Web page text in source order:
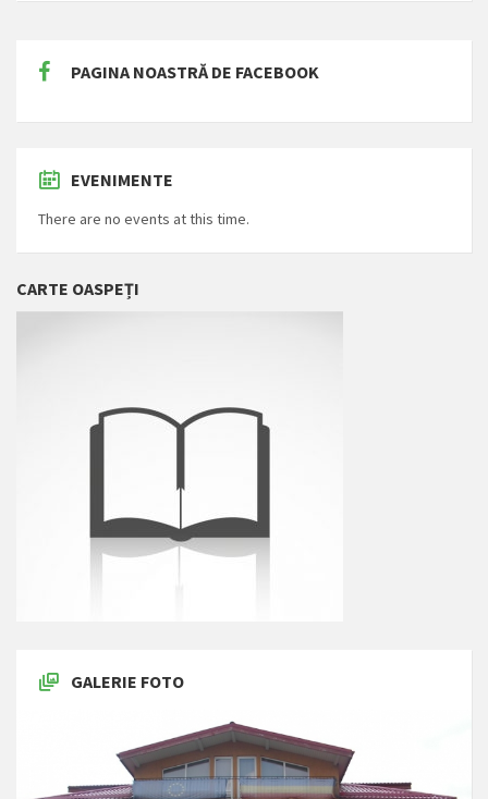
PAGINA NOASTRĂ DE FACEBOOK
EVENIMENTE
There are no events at this time.
CARTE OASPEȚI
GALERIE FOTO